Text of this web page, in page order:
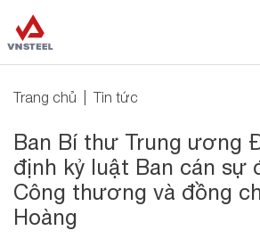
Trang chủ Tin tức
Ban Bí thư Trung ương
định kỷ luật Ban cán sự
Công thương và đồng
Hoàng